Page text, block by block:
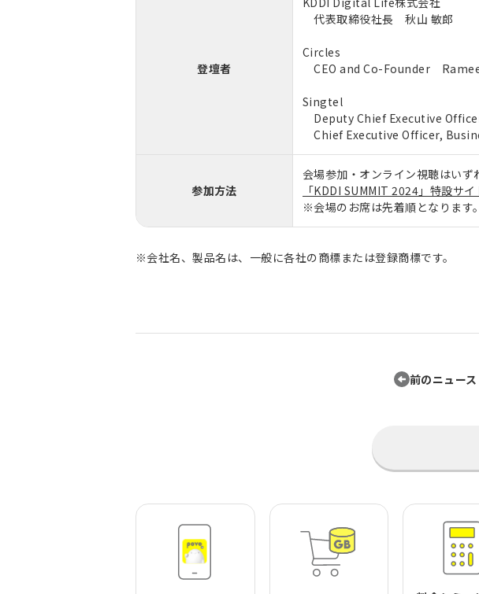
登壇者
代表取締役社長 秋山 敏郎
Circles
CEO and Co-Founder
Singtel
Deputy Chief Executive
Chief Executive Officer,
参加方法
会場参加・オンライン視聴はいず
「KDDI SUMMIT 2024」特設サイ
※会場のお席は先着順となります
※会社名、製品名は、一般に各社の商標または登録商標です。
前のニュース